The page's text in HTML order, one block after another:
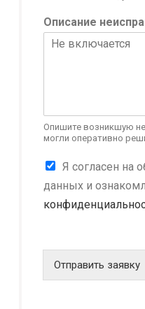
Описание
Опишите возникшую
могли оперативно
К
н
ф
е
Я согласен на
данных и
Отправить заявку